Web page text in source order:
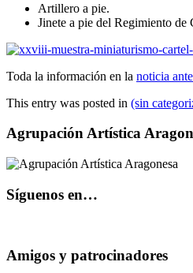
Artillero a pie.
Jinete a pie del Regimiento de
Toda la información en la noticia
This entry was posted in (sin
Agrupación Artística
Síguenos en…
Amigos y patrocinadores